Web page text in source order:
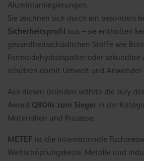
Aluminiumlegierungen.
Sie zeichnen sich durch ein besonders
Sicherheitsprofil aus – sie enthalten
gesundheitsschädlichen Stoffe wie
Formaldehydabspalter oder sekundäre
schützen damit Umwelt und Anwender
Aus diesen Gründen wählte die Jury
Award Q8Oils zum Sieger in der
Materialien und Prozesse.
METEF ist die internationale
Wertschöpfungskette, Metalle und